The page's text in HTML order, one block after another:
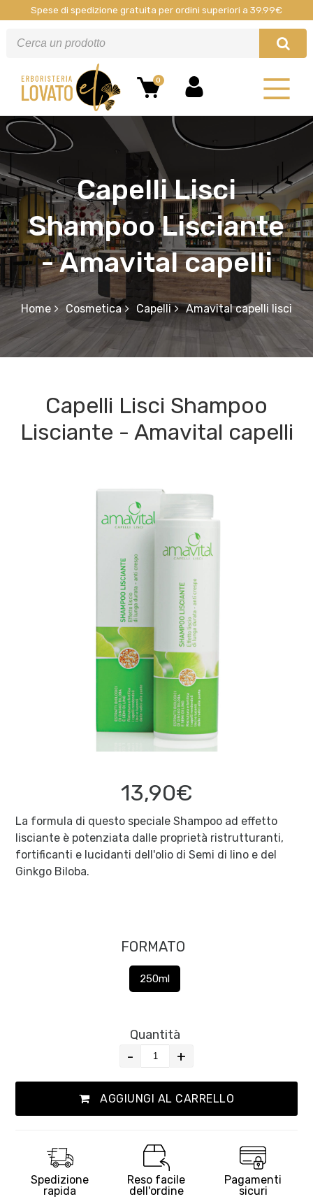
Spese di spedizione gratuita per ordini superiori a 39.99€
0
Capelli Lisci
Shampoo Lisciante
- Amavital capelli
Home Cosmetica Capelli Amavital capelli lisci
Capelli Lisci Shampoo
Lisciante - Amavital capelli
13,90€
La formula di questo speciale Shampoo ad effetto
lisciante è potenziata dalle proprietà ristrutturanti,
fortificanti e lucidanti dell'olio di Semi di lino e del
Ginkgo Biloba.
FORMATO
250ml
Quantità
- +
AGGIUNGI AL CARRELLO
Spedizione
rapida
Reso facile
dell'ordine
Pagamenti
sicuri